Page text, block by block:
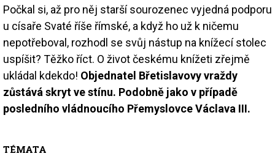
Počkal si, až pro něj starší sourozenec vyjedná podporu
u císaře Svaté říše římské, a když ho už k ničemu
nepotřeboval, rozhodl se svůj nástup na knížecí stolec
uspíšit? Těžko říct. O život českému knížeti zřejmě
ukládal kdekdo! Objednatel Břetislavovy vraždy
zůstává skryt ve stínu. Podobně jako v případě
posledního vládnoucího Přemyslovce Václava III.
TÉMATA